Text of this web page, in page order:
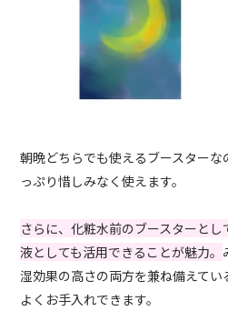
朝晩どちらでも使えるブースター
っぷり惜しみなく使えます。
さらに、化粧水前のブースターと
液としても活用できることが魅力。
湿効果の高さの両方を兼ね備えて
よくお手入れできます。